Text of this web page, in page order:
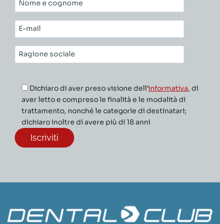
e
cognome*
E-
mail*
Ragione
sociale*
Dichiaro di aver preso visione dell’informativa, di
aver letto e compreso le finalità e le modalità di
trattamento, nonché le categorie di destinatari;
dichiaro inoltre di avere più di 18 anni